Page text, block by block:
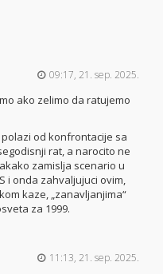
09:17, 21. sep. 2025.
ako zelimo da ratujemo
od konfrontacije sa
rat, a narocito ne
zamislja scenario u
i onda zahvaljujuci ovim,
kaze, „zanavljanjima“
za 1999.
11:13, 21. sep. 2025.